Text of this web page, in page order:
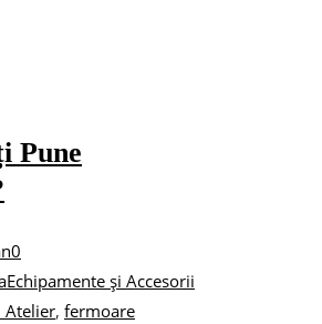
Pune
0
Echipamente și Accesorii
Atelier, fermoare